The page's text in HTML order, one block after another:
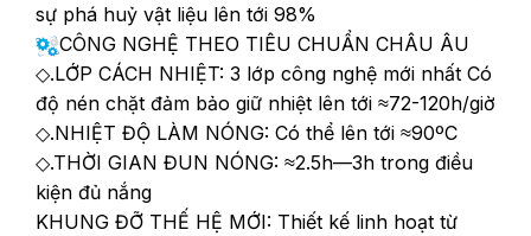
sự phá huỷ vật liệu lên tới 98%
CÔNG NGHỆ THEO TIÊU CHUẨN CHÂU ÂU
◇.LỚP CÁCH NHIỆT: 3 lớp công nghệ mới nhất Có
độ nén chặt đảm bảo giữ nhiệt lên tới ≈72-120h/giờ
◇.NHIỆT ĐỘ LÀM NÓNG: Có thể lên tới ≈90ºC
◇.THỜI GIAN ĐUN NÓNG: ≈2.5h—3h trong điều
kiện đủ nắng
KHUNG ĐỠ THẾ HỆ MỚI: Thiết kế linh hoạt từ